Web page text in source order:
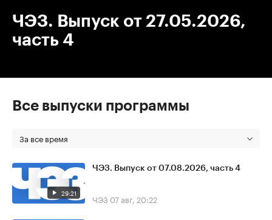
ЧЭЗ. Выпуск от 27.05.2026,
часть 4
Все выпуски программы
За все время
29:21
ЧЭЗ. Выпуск от 07.08.2026, часть 4
ЧЭЗ 07 авг, 20:22